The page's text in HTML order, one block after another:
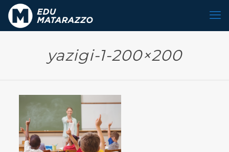
yazigi-1-200×200